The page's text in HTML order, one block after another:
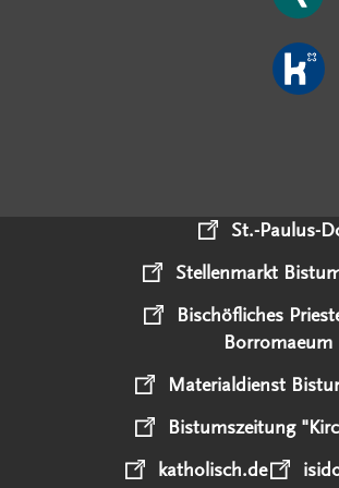
St.-Paulus-
Stellenmarkt
Bischöfliches
Borromaeum
Materialdienst
Bistumszeitung
katholisch.de